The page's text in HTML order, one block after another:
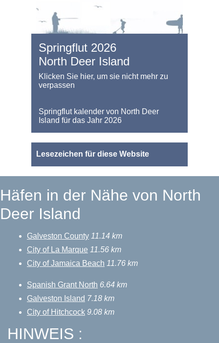
Springflut 2026
North Deer Island
Klicken Sie hier, um sie nicht mehr zu
verpassen
Springflut kalender von North Deer
Island für das Jahr 2026
Lesezeichen für diese Website
Häfen in der Nähe von North
Deer Island
Galveston County 11.14 km
City of La Marque 11.56 km
City of Jamaica Beach 11.76 km
Spanish Grant North 6.64 km
Galveston Island 7.18 km
City of Hitchcock 9.08 km
HINWEIS :